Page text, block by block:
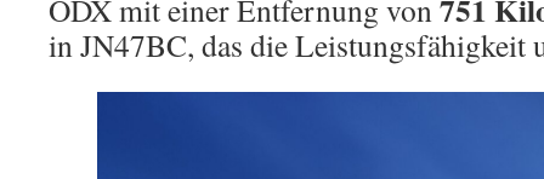
ODX mit einer Entfernung von 751
in JN47BC, das die Leistungsfähigkeit